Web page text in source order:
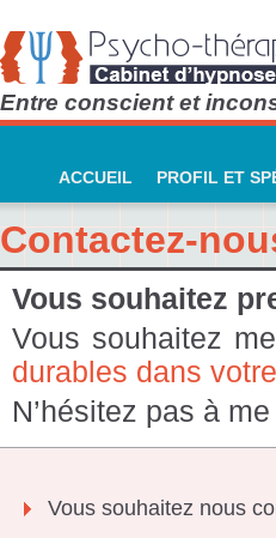
Entre conscient et
ACCUEIL PROFIL ET
Contactez-
Vous souhaitez
Vous souhaitez
durables dans
N’hésitez pas à
Vous souhaitez nous